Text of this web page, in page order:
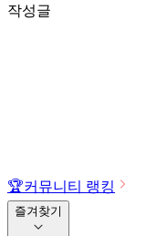
작성글
🏆커뮤니티 랭킹
즐겨찾기